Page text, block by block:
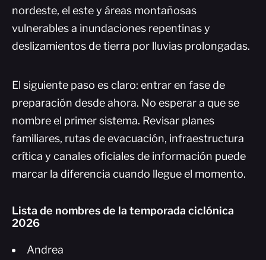
nordeste, el este y áreas montañosas
vulnerables a inundaciones repentinas y
deslizamientos de tierra por lluvias prolongadas.
El siguiente paso es claro: entrar en fase de
preparación desde ahora. No esperar a que se
nombre el primer sistema. Revisar planes
familiares, rutas de evacuación, infraestructura
crítica y canales oficiales de información puede
marcar la diferencia cuando llegue el momento.
Lista de nombres de la temporada ciclónica
2026
Andrea